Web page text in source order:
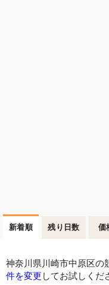
新着順 残り日数 価
神奈川県川崎市中原区の
件を変更 してお試しくだ